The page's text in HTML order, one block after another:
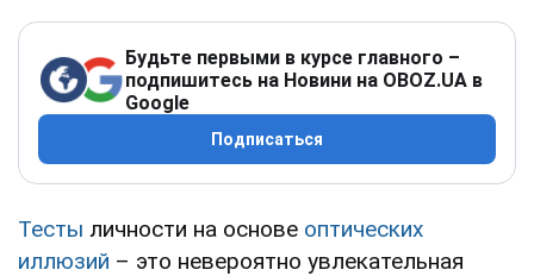
Будьте первыми в курсе главного –
подпишитесь на Новини на OBOZ.UA в
Google
Подписаться
Тесты личности на основе оптических
иллюзий – это невероятно увлекательная